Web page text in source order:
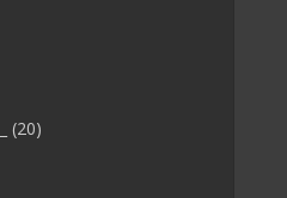
(20)